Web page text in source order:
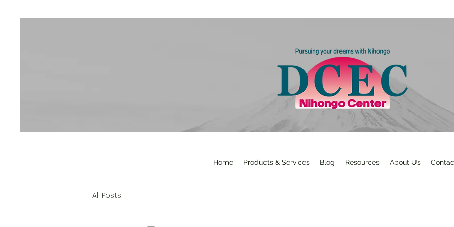
Home Products & Services Blog Resources About Us
All Posts